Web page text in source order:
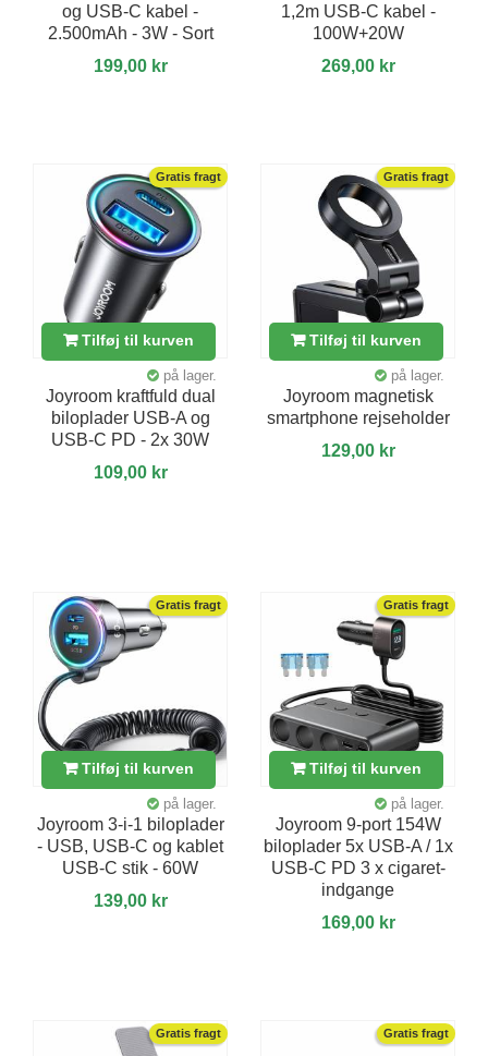
og USB-C kabel -
2.500mAh - 3W - Sort
199,00 kr
1,2m USB-C kabel -
100W+20W
269,00 kr
Gratis fragt
Tilføj til kurven
på lager.
Joyroom kraftfuld dual
biloplader USB-A og
USB-C PD - 2x 30W
109,00 kr
Gratis fragt
Tilføj til kurven
på lager.
Joyroom magnetisk
smartphone rejseholder
129,00 kr
Gratis fragt
Tilføj til kurven
på lager.
Joyroom 3-i-1 biloplader
- USB, USB-C og kablet
USB-C stik - 60W
139,00 kr
Gratis fragt
Tilføj til kurven
på lager.
Joyroom 9-port 154W
biloplader 5x USB-A / 1x
USB-C PD 3 x cigaret-
indgange
169,00 kr
Gratis fragt Gratis fragt